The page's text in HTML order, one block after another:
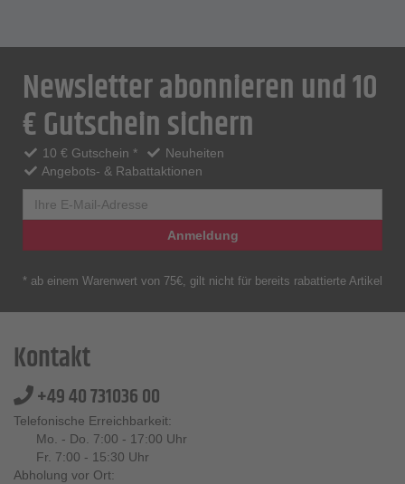
Newsletter abonnieren und 10
€ Gutschein sichern
10 € Gutschein *
Neuheiten
Angebots- & Rabattaktionen
Anmeldung
* ab einem Warenwert von 75€, gilt nicht für bereits rabattierte Artikel
Kontakt
+49 40 731036 00
Telefonische Erreichbarkeit:
Mo. - Do. 7:00 - 17:00 Uhr
Fr. 7:00 - 15:30 Uhr
Abholung vor Ort: